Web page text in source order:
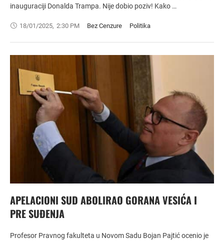
inauguraciji Donalda Trampa. Nije dobio poziv! Kako …
18/01/2025, 2:30 PM Bez Cenzure Politika
APELACIONI SUD ABOLIRAO GORANA VESIĆA I
PRE SUĐENJA
Profesor Pravnog fakulteta u Novom Sadu Bojan Pajtić ocenio je